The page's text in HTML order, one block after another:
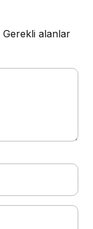
Gerekli alanlar